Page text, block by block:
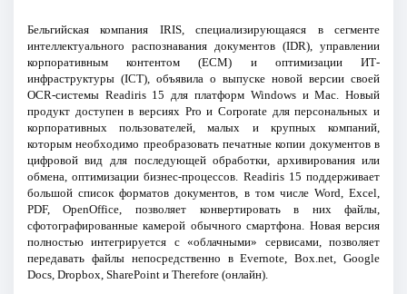
Бельгийская компания IRIS, специализирующаяся в сегменте
интеллектуального распознавания документов (IDR), управлении
корпоративным контентом (ECM) и оптимизации ИТ-
инфраструктуры (ICT), объявила о выпуске новой версии своей
OCR-системы Readiris 15 для платформ Windows и Mac. Новый
продукт доступен в версиях Pro и Corporate для персональных и
корпоративных пользователей, малых и крупных компаний,
которым необходимо преобразовать печатные копии документов в
цифровой вид для последующей обработки, архивирования или
обмена, оптимизации бизнес-процессов. Readiris 15 поддерживает
большой список форматов документов, в том числе Word, Excel,
PDF, OpenOffice, позволяет конвертировать в них файлы,
сфотографированные камерой обычного смартфона. Новая версия
полностью интегрируется с «облачными» сервисами, позволяет
передавать файлы непосредственно в Evernote, Box.net, Google
Docs, Dropbox, SharePoint и Therefore (онлайн).